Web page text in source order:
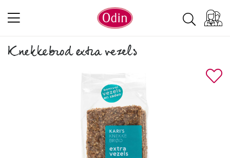
Knekkebrod extra vezels